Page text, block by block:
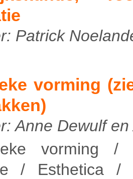
Patrick
vorming
Anne Dewulf
vorming /
/ Esthetica /